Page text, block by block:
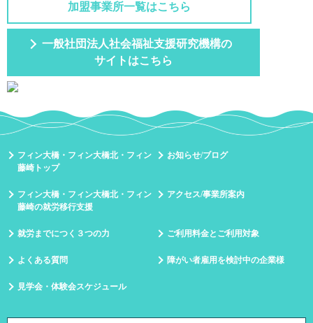
加盟事業所一覧はこちら
一般社団法人社会福祉支援研究機構の
サイトはこちら
フィン大橋・フィン大橋北・フィン
藤崎トップ
お知らせ/ブログ
フィン大橋・フィン大橋北・フィン
藤崎の就労移行支援
アクセス/事業所案内
就労までにつく３つの力 ご利用料金とご利用対象
よくある質問 障がい者雇用を検討中の企業様
見学会・体験会スケジュール